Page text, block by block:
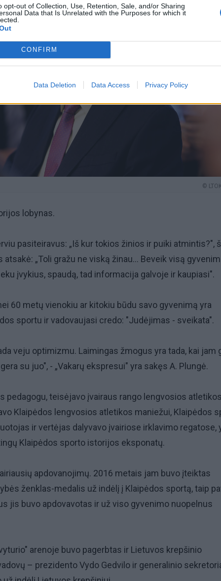
opt-out of Collection, Use, Retention, Sale, and/or Sharing
Data that Is Unrelated with the Purposes for which it
CONFIRM
Data Deletion Data Access Privacy Policy
©
lobynas.
pasiteiravus: „Iš kur tokios žinios ir puiki atmintis?",
„Toli gražu ne viską žinau... Beveik visą
įvykius, spaudą, tad informacija galvoje ir kaupiasi".
60 metų vienokiu ar kitokiu būdu savo gyvenimą yra
sportu ir vadovaujasi credo: "Judėjimas - sveikata".
veju optimizmu. Laimingas žmogus yra tada, kai jam
su juo", - „Vakarų ekspresui" yra sakęs A. Plungė.
pedagogu, teisėjavo įvairaus rango lengvosios
Klaipėdos lengvosios atletikos maniežui, Klaipėdos
ir vertėjas dalyvavo įvairiose irklavimo regatose,
Klaipėdos sporto istorijos eksponatų.
apdovanojimų. 2016 metais jam buvo įteiktas
ženklas-medalis už indėlį į Klaipėdos sportą, taip
jis buvo apdovavotas ir už viso gyvenimo nuopelnus
arenoje buvo pagerbtas ir Lietuvos krepšinio
– prezidento Vydo Gedvilo ir generalinio